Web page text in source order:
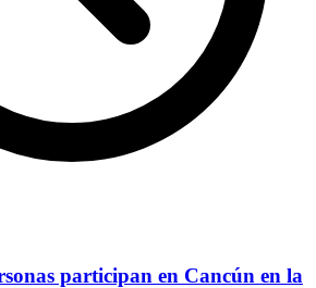
participan en Cancún en la